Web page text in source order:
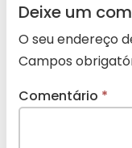
Deixe um
O seu endereço
Campos
Comentário *